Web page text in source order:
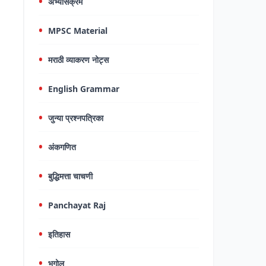
MPSC Material
मराठी व्याकरण नोट्स
English Grammar
जुन्या प्रश्नपत्रिका
अंकगणित
बुद्धिमत्ता चाचणी
Panchayat Raj
इतिहास
भूगोल